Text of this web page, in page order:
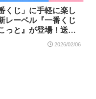
くじ」に手軽に楽し
レーベル『一番くじ
っと』が登場！送料
ャンペーンも開催
2026/02/06